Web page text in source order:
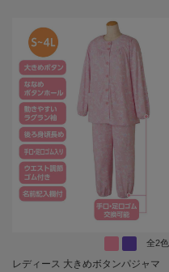
全2色
レディース 大きめボタンパジャマ